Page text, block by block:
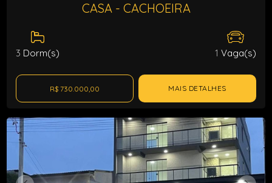
CASA - CACHOEIRA
3 Dorm(s) 1 Vaga(s)
R$ 730.000,00 MAIS DETALHES